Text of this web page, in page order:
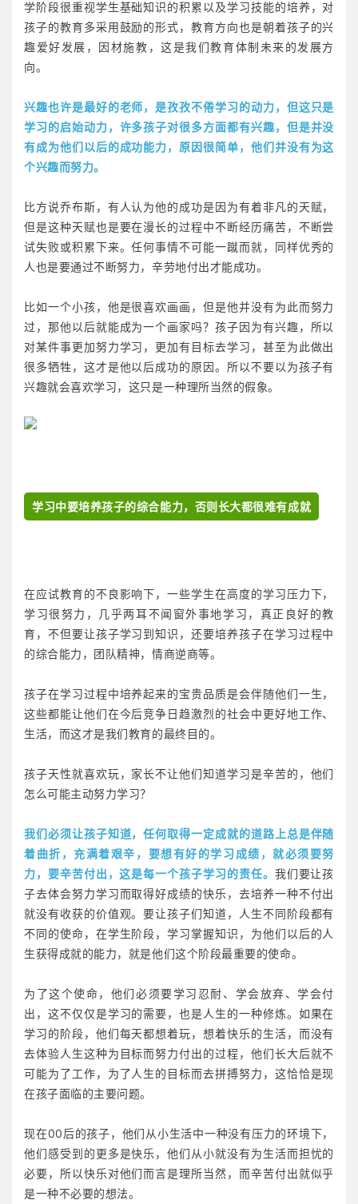
学阶段很重视学生基础知识的积累以及学习技能的培养，对
孩子的教育多采用鼓励的形式，教育方向也是朝着孩子的兴
趣爱好发展，因材施教，这是我们教育体制未来的发展方
向。
兴趣也许是最好的老师，是孜孜不倦学习的动力，但这只是
学习的启始动力，许多孩子对很多方面都有兴趣，但是并没
有成为他们以后的成功能力，原因很简单，他们并没有为这
个兴趣而努力。
比方说乔布斯，有人认为他的成功是因为有着非凡的天赋，
但是这种天赋也是要在漫长的过程中不断经历痛苦，不断尝
试失败或积累下来。任何事情不可能一蹴而就，同样优秀的
人也是要通过不断努力，辛劳地付出才能成功。
比如一个小孩，他是很喜欢画画，但是他并没有为此而努力
过，那他以后就能成为一个画家吗？孩子因为有兴趣，所以
对某件事更加努力学习，更加有目标去学习，甚至为此做出
很多牺牲，这才是他以后成功的原因。所以不要以为孩子有
兴趣就会喜欢学习，这只是一种理所当然的假象。
学习中要培养孩子的综合能力，否则长大都很难有成就
在应试教育的不良影响下，一些学生在高度的学习压力下，
学习很努力，几乎两耳不闻窗外事地学习，真正良好的教
育，不但要让孩子学习到知识，还要培养孩子在学习过程中
的综合能力，团队精神，情商逆商等。
孩子在学习过程中培养起来的宝贵品质是会伴随他们一生，
这些都能让他们在今后竞争日趋激烈的社会中更好地工作、
生活，而这才是我们教育的最终目的。
孩子天性就喜欢玩，家长不让他们知道学习是辛苦的，他们
怎么可能主动努力学习？
我们必须让孩子知道，任何取得一定成就的道路上总是伴随
着曲折，充满着艰辛，要想有好的学习成绩，就必须要努
力，要辛苦付出，这是每一个孩子学习的责任。 我们要让孩
子去体会努力学习而取得好成绩的快乐，去培养一种不付出
就没有收获的价值观。要让孩子们知道，人生不同阶段都有
不同的使命，在学生阶段，学习掌握知识，为他们以后的人
生获得成就的能力，就是他们这个阶段最重要的使命。
为了这个使命，他们必须要学习忍耐、学会放弃、学会付
出，这不仅仅是学习的需要，也是人生的一种修炼。如果在
学习的阶段，他们每天都想着玩，想着快乐的生活，而没有
去体验人生这种为目标而努力付出的过程，他们长大后就不
可能为了工作，为了人生的目标而去拼搏努力，这恰恰是现
在孩子面临的主要问题。
现在00后的孩子，他们从小生活中一种没有压力的环境下，
他们感受到的更多是快乐，他们从小就没有为生活而担忧的
必要，所以快乐对他们而言是理所当然，而辛苦付出就似乎
是一种不必要的想法。